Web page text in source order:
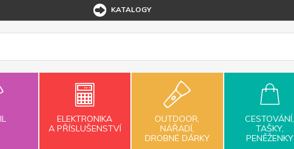
KATALOGY
ELEKTRONIKA
A PŘÍSLUŠENSTVÍ
OUTDOOR,
NÁŘADÍ,
DROBNÉ DÁRKY
CESTOVÁNÍ,
TAŠKY,
PENĚŽENKY